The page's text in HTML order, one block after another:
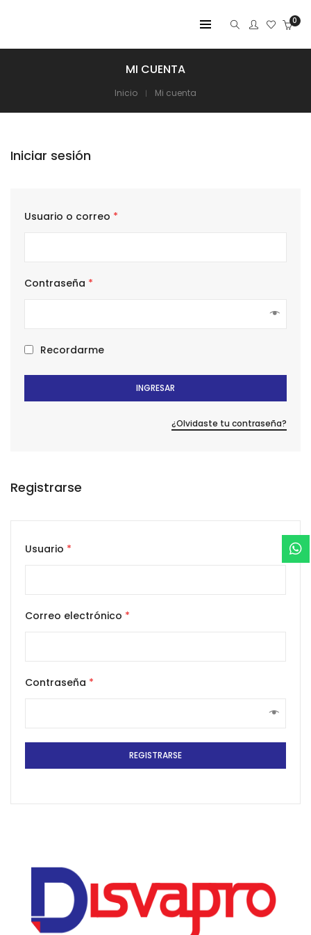
0
MI CUENTA
Inicio Mi cuenta
Iniciar sesión
Usuario o correo *
Contraseña *
Recordarme
INGRESAR
¿Olvidaste tu contraseña?
Registrarse
Usuario *
Correo electrónico *
Contraseña *
REGISTRARSE